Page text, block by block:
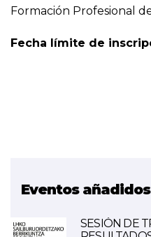
Formación Profesional
Fecha límite de
Eventos
SESIÓN DE